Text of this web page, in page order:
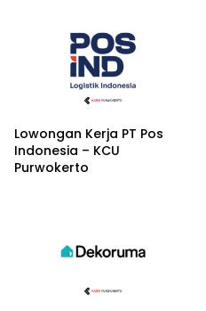
Lowongan Kerja PT Pos
Indonesia – KCU
Purwokerto